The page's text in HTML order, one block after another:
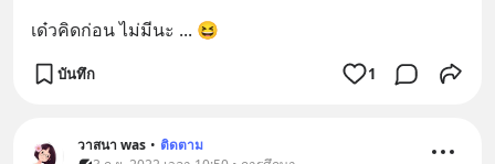
เด๋วคิดก่อน ไม่มีนะ ... 😆
บันทึก 1
วาสนา was • ติดตาม